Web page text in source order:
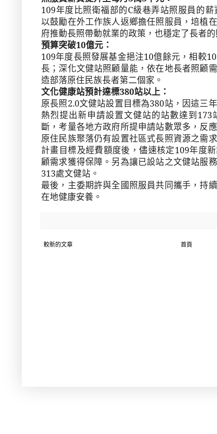
109年度比照衛福部的C級巷弄站照服員的薪
以鼓勵在外工作族人返鄉擔任照服員，培植
府推動長照帶動就業的政策，也穩定了長者
預算突破10億元：
109年度長照發展基金挹注10億餘元，相較
長；深化文健站照顧量能，依在地長者照顧
造部落原住民族長者第二個家。
文化健康站預計達標380站以上：
原長照2.0文健站設置目標為380站，因這三
熱烈提出新申請設置文健站的站數達到173
斷，考量各地方政府所提申請站數眾多，反
原住民族聚落仍有設置社區式長照資源之需
計畫目標及經費額度後，儘速核定109年度
顧需求獲得保障。另為讓已設站之文健站服
313處文健站。
最後，主委期許與全國照服員共同攜手，持
在地健康安養。
較新的文章 首頁